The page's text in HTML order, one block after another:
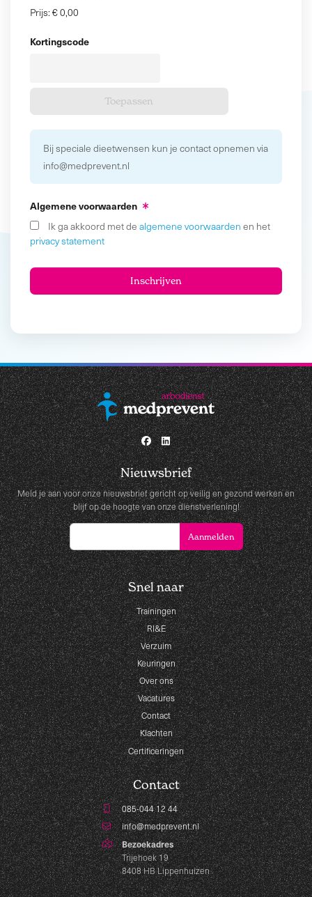
Prijs: € 0,00
Kortingscode
Bij speciale dieetwensen kun je contact opnemen via
info@medprevent.nl
Algemene voorwaarden
Ik ga akkoord met de algemene voorwaarden en het
privacy statement
Nieuwsbrief
Meld je aan voor onze nieuwsbrief gericht op veilig en gezond werken en
blijf op de hoogte van onze dienstverlening!
Snel naar
Trainingen
RI&E
Verzuim
Keuringen
Over ons
Vacatures
Contact
Klachten
Certificeringen
Contact
085-044 12 44
info@medprevent.nl
Bezoekadres
Trijehoek 19
8408 HB Lippenhuizen